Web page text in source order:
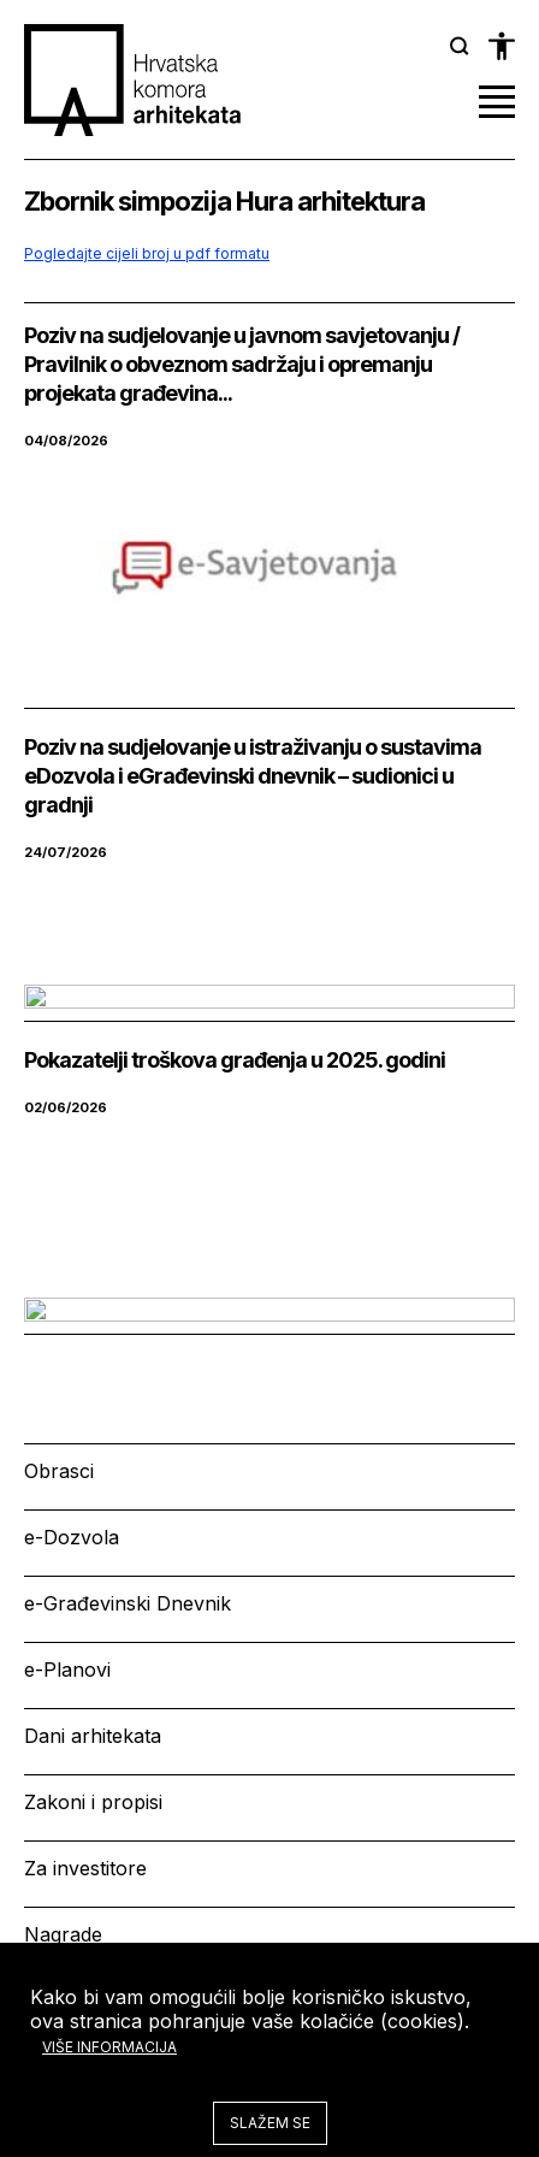
Kako bi vam omogućili bolje korisničko iskustvo,
ova stranica pohranjuje vaše kolačiće (cookies).
VIŠE INFORMACIJA
SLAŽEM SE
Zbornik simpozija Hura arhitektura
Pogledajte cijeli broj u pdf formatu
Poziv na sudjelovanje u javnom savjetovanju /
Pravilnik o obveznom sadržaju i opremanju
projekata građevina...
04/08/2026
Poziv na sudjelovanje u istraživanju o sustavima
eDozvola i eGrađevinski dnevnik – sudionici u
gradnji
24/07/2026
Pokazatelji troškova građenja u 2025. godini
02/06/2026
Obrasci
e-Dozvola
e-Građevinski Dnevnik
e-Planovi
Dani arhitekata
Zakoni i propisi
Za investitore
Nagrade
HRVATSKA KOMORA
ARHITEKATA
Copyright © HKA 2026